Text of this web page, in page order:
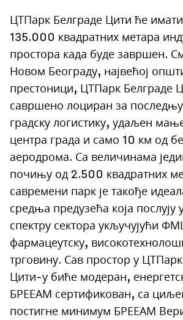
ЦТПарк Белграде Цити ће
135.000 квадратних метара
простора када буде завршен.
Новом Београду, највећој
престоници, ЦТПарк Белграде
савршено лоциран за
градску логистику, удаљен
центра града и само 10 км од
аеродрома. Са величинама
почињу од 2.500 квадратних
савремени парк је такође
средња предузећа која
спектру сектора укључујући
фармацеутску,
трговину. Сав простор у
Цити-у биће модеран,
БРЕЕАМ сертификован, са
постигне минимум БРЕЕАМ